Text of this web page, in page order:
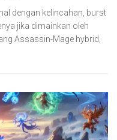
dengan kelincahan, burst
jika dimainkan oleh
Assassin-Mage hybrid,